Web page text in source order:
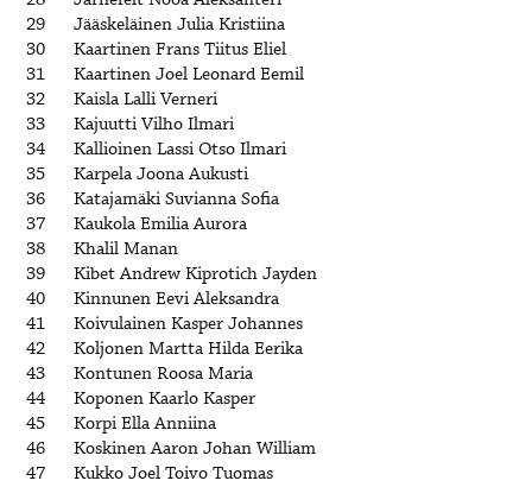
29
Jääskeläinen Julia Kristiina
30
Kaartinen Frans Tiitus Eliel
31
Kaartinen Joel Leonard Eemil
32
Kaisla Lalli Verneri
33
Kajuutti Vilho Ilmari
34
Kallioinen Lassi Otso Ilmari
35
Karpela Joona Aukusti
36
Katajamäki Suvianna Sofia
37
Kaukola Emilia Aurora
38
Khalil Manan
39
Kibet Andrew Kiprotich Jayden
40
Kinnunen Eevi Aleksandra
41
Koivulainen Kasper Johannes
42
Koljonen Martta Hilda Eerika
43
Kontunen Roosa Maria
44
Koponen Kaarlo Kasper
45
Korpi Ella Anniina
46
Koskinen Aaron Johan William
47
Kukko Joel Toivo Tuomas